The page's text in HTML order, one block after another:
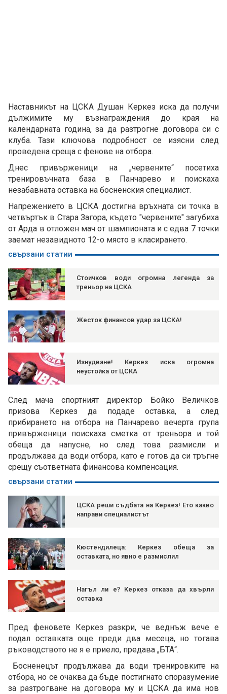
Наставникът на ЦСКА Душан Керкез иска да получи
дължимите му възнаграждения до края на
календарната година, за да разтрогне договора си с
клуба. Тази ключова подробност се изясни след
проведена среща с фенове на отбора.
Днес привърженици на „червените“ посетиха
тренировъчната база в Панчарево и поискаха
незабавната оставка на босненския специалист.
Напрежението в ЦСКА достигна връхната си точка в
четвъртък в Стара Загора, където "червените" загубиха
от Арда в отложен мач от шампионата и с едва 7 точки
заемат незавидното 12-о място в класирането.
свързани статии
Стоичков води огромна легенда за
треньор на ЦСКА
Жесток финансов удар за ЦСКА!
Изнудване! Керкез иска огромна
неустойка от ЦСКА
След мача спортният директор Бойко Величков
призова Керкез да подаде оставка, а след
прибирането на отбора на Панчарево вечерта група
привърженици поискаха сметка от треньора и той
обеща да напусне, но след това размисли и
продължава да води отбора, като е готов да си тръгне
срещу съответната финансова компенсация.
свързани статии
ЦСКА реши съдбата на Керкез! Ето какво
направи специалистът
Кюстендилеца: Керкез обеща за
оставката, но явно е размислил
Нагъл ли е? Керкез отказа да хвърли
оставка
Пред феновете Керкез разкри, че веднъж вече е
подал оставката още преди два месеца, но тогава
ръководството не я е приело, предава „БТА“.
Босненецът продължава да води тренировките на
отбора, но се очаква да бъде постигнато споразумение
за разтрогване на договора му и ЦСКА да има нов